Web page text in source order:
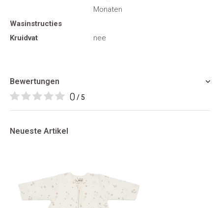
Monaten
Wasinstructies
Kruidvat
nee
Bewertungen
0 / 5
Neueste Artikel